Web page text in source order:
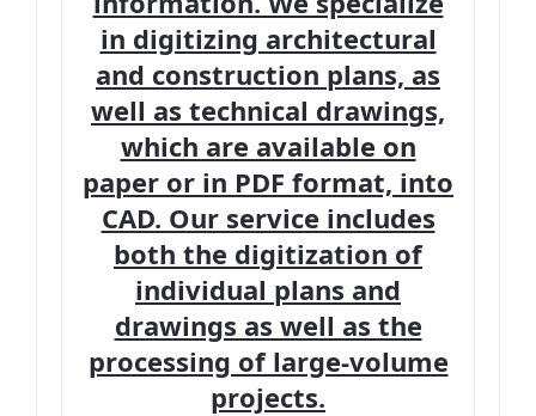
in digitizing architectural
and construction plans, as
well as technical drawings,
which are available on
paper or in PDF format, into
CAD. Our service includes
both the digitization of
individual plans and
drawings as well as the
processing of large-volume
projects.